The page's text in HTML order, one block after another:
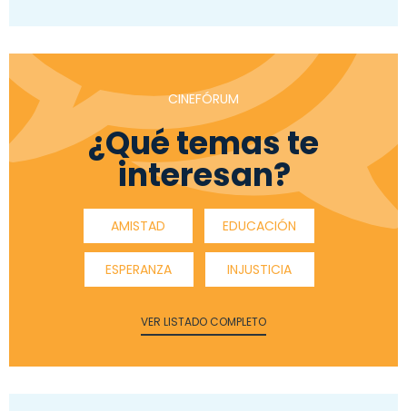
CINEFÓRUM
¿Qué temas te
interesan?
AMISTAD EDUCACIÓN
ESPERANZA INJUSTICIA
VER LISTADO COMPLETO